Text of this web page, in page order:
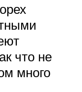
что не
много